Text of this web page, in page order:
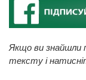
Якщо ви знайшли
тексту і